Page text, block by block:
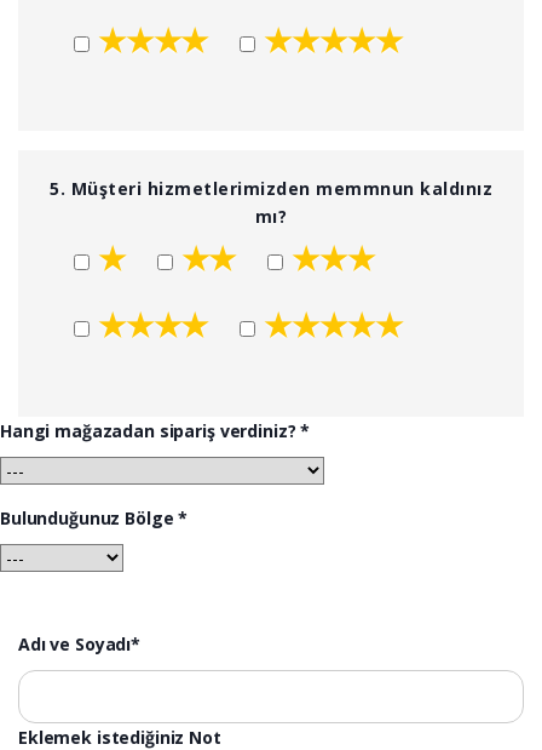
★★★★
★★★★★
5. Müşteri hizmetlerimizden memmnun kaldınız
mı?
★ ★★
★★★
★★★★
★★★★★
Hangi mağazadan sipariş verdiniz? *
Bulunduğunuz Bölge *
Adı ve Soyadı*
Eklemek istediğiniz Not